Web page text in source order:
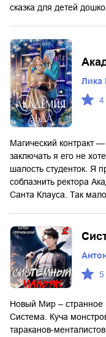
сказка для детей
Лика
4
Магический контракт
заключать я его не
шалость студенток. Я
соблазнить ректора
Санта Клауса. Так
5
Новый Мир – странное
Система. Куча
тараканов-